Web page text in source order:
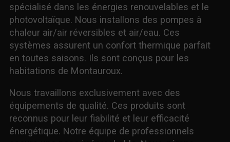
spécialisé dans les énergies renouvelables et le
photovoltaïque. Nous installons des pompes à
chaleur air/air réversibles et air/eau. Ces
systèmes assurent un confort thermique parfait
en toutes saisons. Ils sont conçus pour les
habitations de Montauroux.
Nous travaillons exclusivement avec des
équipements de qualité. Ces produits sont
reconnus pour leur fiabilité et leur efficacité
énergétique. Notre équipe de professionnels